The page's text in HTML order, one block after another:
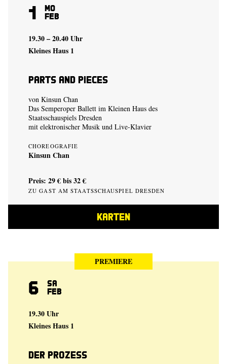
1 Mo
Feb
19.30 – 20.40 Uhr
Kleines Haus 1
Parts and Pieces
von Kinsun Chan
Das Semperoper Ballett im Kleinen Haus des
Staatsschauspiels Dresden
mit elektronischer Musik und Live-Klavier
CHOREOGRAFIE
Kinsun Chan
Preis: 29 € bis 32 €
ZU GAST AM STAATSSCHAUSPIEL DRESDEN
KARTEN
PREMIERE
6 Sa
Feb
19.30 Uhr
Kleines Haus 1
Der Prozess